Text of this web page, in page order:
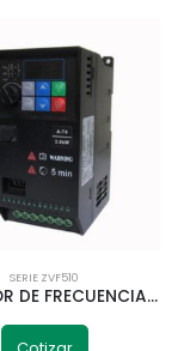
SERIE ZVF510
VARIADOR DE FRECUENCIA CHZIRI ZVF510-A3R0T4S 3 KW TRIFÁSICO